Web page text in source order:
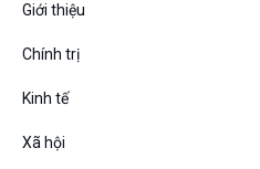
Thanh âm ký sự
Giới thiệu
Chính trị
Kinh tế
Xã hội